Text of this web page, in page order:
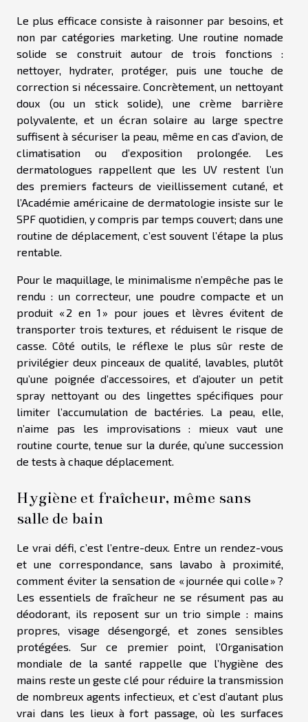
Le plus efficace consiste à raisonner par besoins, et
non par catégories marketing. Une routine nomade
solide se construit autour de trois fonctions :
nettoyer, hydrater, protéger, puis une touche de
correction si nécessaire. Concrètement, un nettoyant
doux (ou un stick solide), une crème barrière
polyvalente, et un écran solaire au large spectre
suffisent à sécuriser la peau, même en cas d’avion, de
climatisation ou d’exposition prolongée. Les
dermatologues rappellent que les UV restent l’un
des premiers facteurs de vieillissement cutané, et
l’Académie américaine de dermatologie insiste sur le
SPF quotidien, y compris par temps couvert; dans une
routine de déplacement, c’est souvent l’étape la plus
rentable.
Pour le maquillage, le minimalisme n’empêche pas le
rendu : un correcteur, une poudre compacte et un
produit « 2 en 1 » pour joues et lèvres évitent de
transporter trois textures, et réduisent le risque de
casse. Côté outils, le réflexe le plus sûr reste de
privilégier deux pinceaux de qualité, lavables, plutôt
qu’une poignée d’accessoires, et d’ajouter un petit
spray nettoyant ou des lingettes spécifiques pour
limiter l’accumulation de bactéries. La peau, elle,
n’aime pas les improvisations : mieux vaut une
routine courte, tenue sur la durée, qu’une succession
de tests à chaque déplacement.
Hygiène et fraîcheur, même sans
salle de bain
Le vrai défi, c’est l’entre-deux. Entre un rendez-vous
et une correspondance, sans lavabo à proximité,
comment éviter la sensation de « journée qui colle » ?
Les essentiels de fraîcheur ne se résument pas au
déodorant, ils reposent sur un trio simple : mains
propres, visage désengorgé, et zones sensibles
protégées. Sur ce premier point, l’Organisation
mondiale de la santé rappelle que l’hygiène des
mains reste un geste clé pour réduire la transmission
de nombreux agents infectieux, et c’est d’autant plus
vrai dans les lieux à fort passage, où les surfaces